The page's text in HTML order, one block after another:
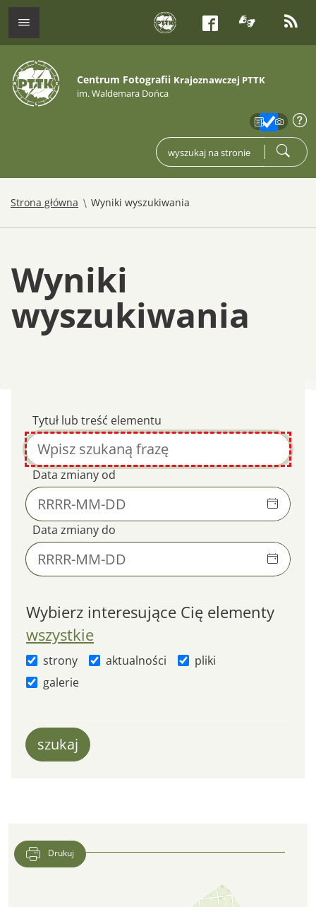
menu
Facebook
tłumacz
Centrum Fotografii Krajoznawczej PTTK
im. Waldemara Dońca
szukaj
Strona główna /
Wyniki wyszukiwania
Wyniki
wyszukiwania
Wyniki
Tytuł lub treść elementu
Data zmiany od
Data zmiany do
Wybierz interesujące Cię elementy
wszystkie
strony aktualności
pliki
galerie
szukaj
Drukuj